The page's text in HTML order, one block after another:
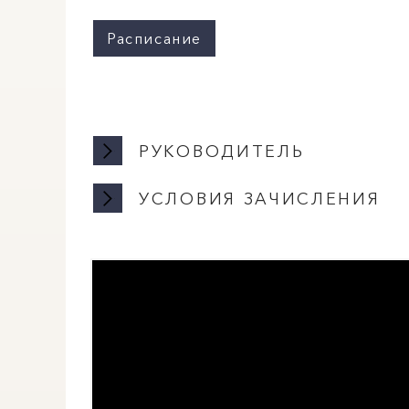
Расписание
РУКОВОДИТЕЛЬ
УСЛОВИЯ ЗАЧИСЛЕНИЯ